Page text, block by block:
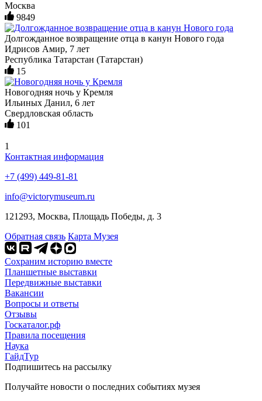
Москва
9849
Долгожданное возвращение отца в канун Нового года
Идрисов Амир, 7 лет
Республика Татарстан (Татарстан)
15
Новогодняя ночь у Кремля
Ильиных Данил, 6 лет
Свердловская область
101
1
Контактная информация
+7 (499) 449-81-81
info@victorymuseum.ru
121293, Москва, Площадь Победы, д. 3
Обратная связь Карта Музея
Сохраним историю вместе
Планшетные выставки
Передвижные выставки
Вакансии
Вопросы и ответы
Отзывы
Госкаталог.рф
Правила посещения
Наука
ГайдТур
Подпишитесь на рассылку
Получайте новости о последних событиях музея